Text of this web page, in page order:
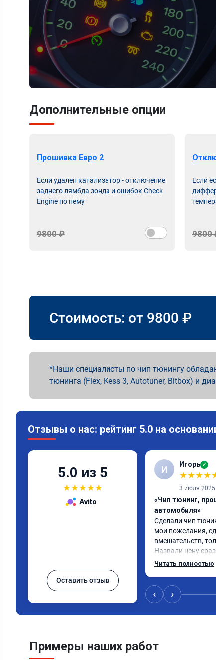
Дополнительные опции
Прошивка Евро 2
Если удален катализатор - отключение
заднего лямбда зонда и ошибок Check
Engine по нему
9800 ₽
Если
9800
Стоимость: от 9800 ₽
Наши специалисты по чип тюнингу
тюнинга (Flex, Kess 3, Autotuner, Bitbox) и
Отзывы о нас: рейтинг 5.0 на
5.0 из 5
★★★★★
Avito
Оставить отзыв
И Игорь ✓
★★★★
3 июля 2025
«Чип тюнинг,
автомобиля»
Сделали чип
мои пожелания,
вмешательств,
Назвали цену
окончании работ
качественно
большое и
Читать полностью
‹ ›
Примеры наших работ